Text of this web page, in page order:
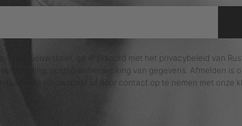
de nieuwsbrief, ga ik akkoord met het privacybeleid van
opslag en verwerking van gegevens. Afmelden is
elke nieuwsbrief of door contact op te nemen met onze